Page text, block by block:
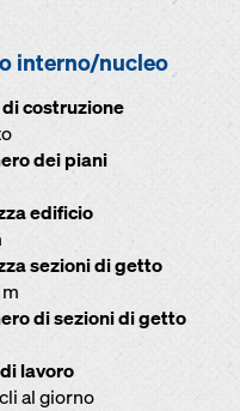
interno/nucleo
costruzione
dei piani
edificio
sezioni di getto
di sezioni di getto
lavoro
al giorno